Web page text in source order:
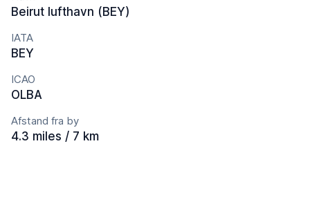
Beirut lufthavn (BEY)
IATA
BEY
ICAO
OLBA
Afstand fra by
4.3 miles / 7 km